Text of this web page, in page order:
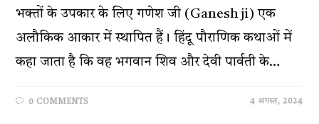
भक्तों के उपकार के लिए गणेश जी (Ganesh ji) एक
अलौकिक आकार में स्थापित हैं। हिंदू पौराणिक कथाओं में
कहा जाता है कि वह भगवान शिव और देवी पार्वती के…
0 COMMENTS 4 अगस्त, 2024